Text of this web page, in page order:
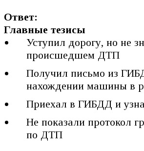
Ответ:
Главные тезисы
Уступил дорогу, но не
происшедшем ДТП
Получил письмо из
нахождении машины в
Приехал в ГИБДД и
Не показали протокол
по ДТП